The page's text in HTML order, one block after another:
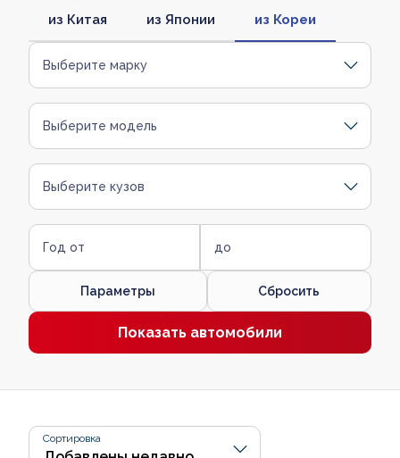
из Китая из Японии из Кореи
Выберите марку
Выберите модель
Выберите кузов
Год от до
Параметры Сбросить
Показать автомобили
Сортировка